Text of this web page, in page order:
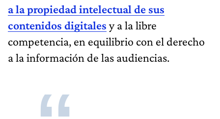
a la propiedad intelectual de sus
contenidos digitales y a la libre
competencia, en equilibrio con el derecho
a la información de las audiencias.